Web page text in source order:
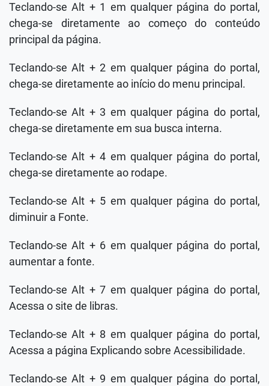
Teclando-se Alt + 1 em qualquer página do portal,
chega-se diretamente ao começo do conteúdo
principal da página.
Teclando-se Alt + 2 em qualquer página do portal,
chega-se diretamente ao início do menu principal.
Teclando-se Alt + 3 em qualquer página do portal,
chega-se diretamente em sua busca interna.
Teclando-se Alt + 4 em qualquer página do portal,
chega-se diretamente ao rodape.
Teclando-se Alt + 5 em qualquer página do portal,
diminuir a Fonte.
Teclando-se Alt + 6 em qualquer página do portal,
aumentar a fonte.
Teclando-se Alt + 7 em qualquer página do portal,
Acessa o site de libras.
Teclando-se Alt + 8 em qualquer página do portal,
Acessa a página Explicando sobre Acessibilidade.
Teclando-se Alt + 9 em qualquer página do portal,